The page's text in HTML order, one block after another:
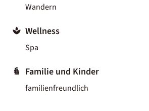
Wandern
Wellness
Spa
Familie und Kinder
familienfreundlich